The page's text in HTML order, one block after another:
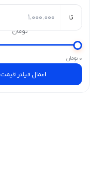
تا
تومان
0 تومان
اعمال فیلتر قیمت